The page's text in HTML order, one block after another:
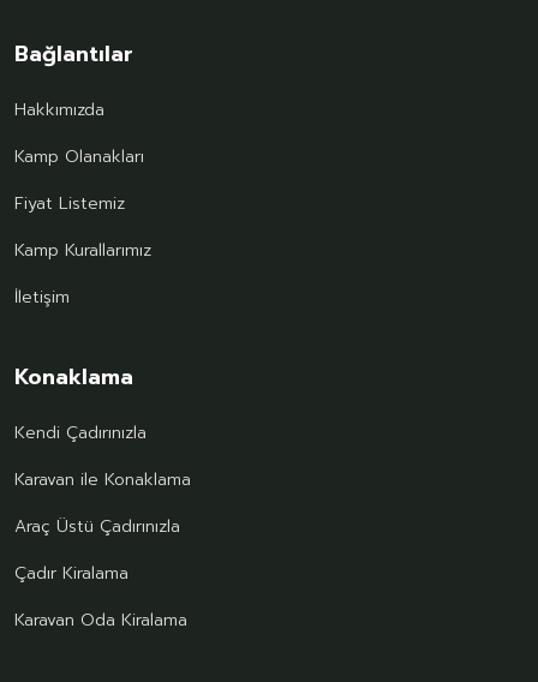
Bağlantılar
Hakkımızda
Kamp Olanakları
Fiyat Listemiz
Kamp Kurallarımız
İletişim
Konaklama
Kendi Çadırınızla
Karavan ile Konaklama
Araç Üstü Çadırınızla
Çadır Kiralama
Karavan Oda Kiralama